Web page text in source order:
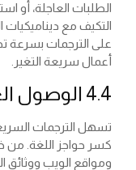
الطلبات العاجلة، أو
التكيف مع
على الترجمات بسرعة
أعمال سريعة التغير.
4.4 الوصول العالمي والتوسع
تسهل الترجمات
كسر حواجز اللغة. من
ومواقع الويب ووثائق